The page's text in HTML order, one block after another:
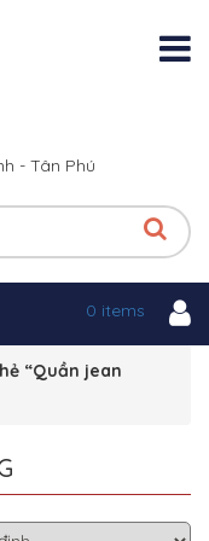
- Tân Phú
0 items
“Quần jean